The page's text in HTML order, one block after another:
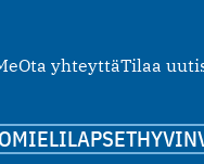
Ota yhteyttäTilaa
MIELILAPSET